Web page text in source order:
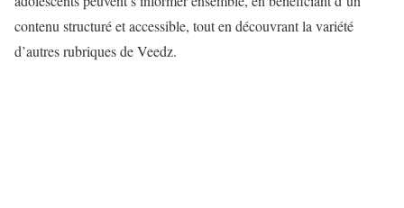
contenu structuré et accessible, tout en découvrant la variété
d’autres rubriques de Veedz.